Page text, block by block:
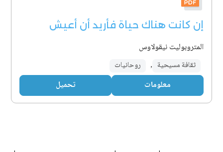
إن كانت هناك حياة فأريد أن أعيش
المتروبوليت نيقولاوس
ثقافة مسيحية , روحانيات
معلومات تحميل